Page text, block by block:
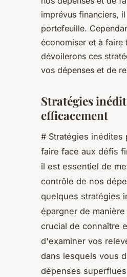
imprévus financiers,
portefeuille.
économiser et à faire
dévoilerons ces
vos dépenses et de
Stratégies
efficacement
# Stratégies inédites
faire face aux défis
il est essentiel de
contrôle de nos
quelques stratégies
épargner de
crucial de connaître
d'examiner vos
dans lesquels vous
dépenses